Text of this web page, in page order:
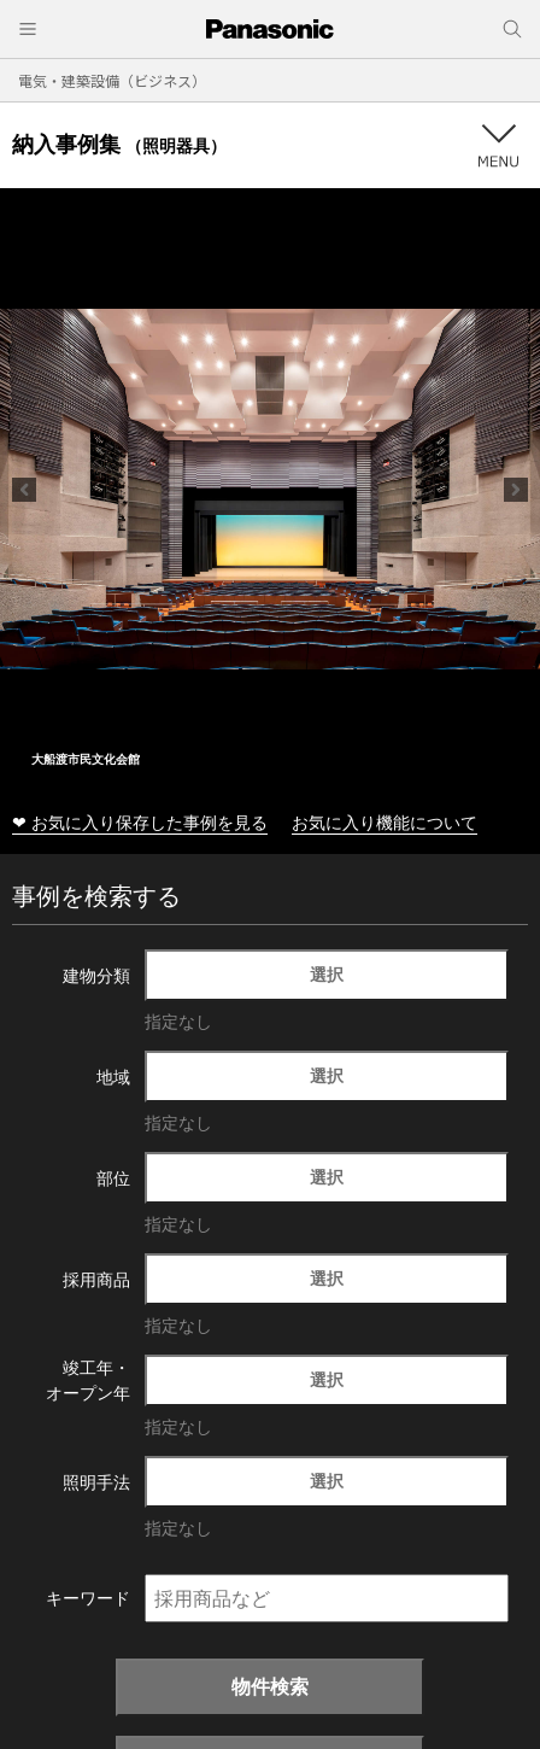
電気・建築設備（ビジネス）
納入事例集 （照明器具）
大船渡市民文化会館
❤ お気に入り保存した事例を見る お気に入り機能について
事例を検索する
建物分類 選択
指定なし
地域 選択
指定なし
部位 選択
指定なし
採用商品 選択
指定なし
竣工年・
オープン年
選択
指定なし
照明手法 選択
指定なし
キーワード
物件検索